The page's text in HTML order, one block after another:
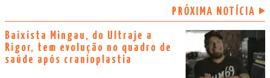
PRÓXIMA NOTÍCIA
Baixista Mingau, do Ultraje a
Rigor, tem evolução no quadro de
saúde após cranioplastia